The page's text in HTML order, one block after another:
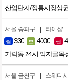
산업단지/정통시장상
서울 송파구 | 타이샵 |
월 330 보 4000 권
가락동 24시 먹자골목
서울 금천구 | 스웨디시